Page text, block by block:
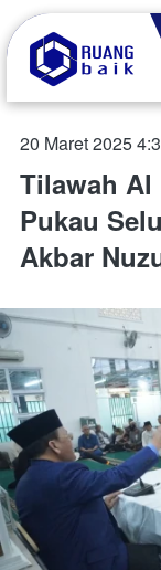
20 Maret 2025
Tilawah Al
Pukau
Akbar